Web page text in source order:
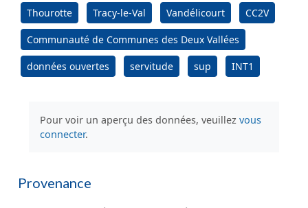
Thourotte Tracy-le-Val Vandélicourt CC2V
Communauté de Communes des Deux Vallées
données ouvertes servitude sup INT1
Pour voir un aperçu des données, veuillez vous
connecter.
Provenance